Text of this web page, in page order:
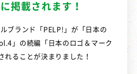
掲載されます！
ブランド「 PELP! 」が「日本の
」の続編「日本のロゴ＆マーク
れることが決まりました！